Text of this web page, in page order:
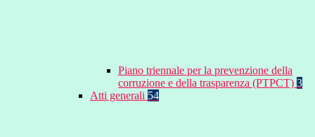
Piano triennale per la prevenzione della
corruzione e della trasparenza (PTPCT) 3
Atti generali 54